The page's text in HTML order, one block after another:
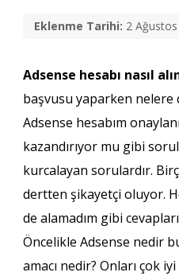
Eklenme Tarihi: 2
Adsense hesabı nasıl
başvusu yaparken nelere
Adsense hesabım
kazandırıyor mu gibi
kurcalayan sorulardır.
dertten şikayetçi oluyor.
de alamadım gibi
Öncelikle Adsense nedir
amacı nedir? Onları çok